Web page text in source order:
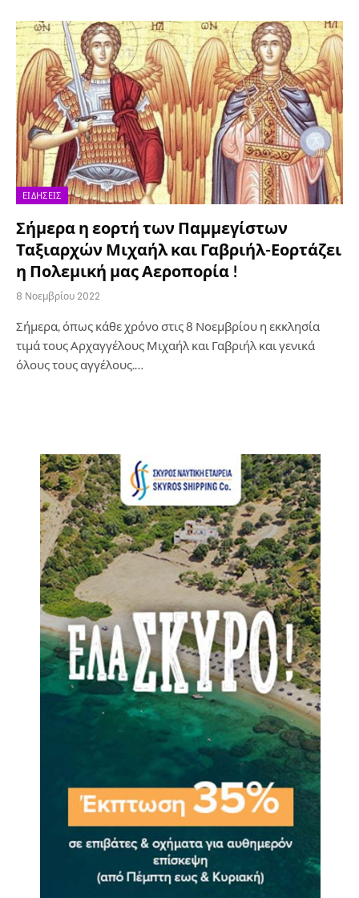
ΕΙΔΉΣΕΙΣ
Σήμερα η εορτή των Παμμεγίστων
Ταξιαρχών Μιχαήλ και Γαβριήλ-Εορτάζει
η Πολεμική μας Αεροπορία !
8 Νοεμβρίου 2022
Σήμερα, όπως κάθε χρόνο στις 8 Νοεμβρίου η εκκλησία
τιμά τους Αρχαγγέλους Μιχαήλ και Γαβριήλ και γενικά
όλους τους αγγέλους.…